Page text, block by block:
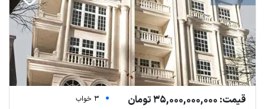
قیمت: 35,000,000,000 تومان
3 خواب